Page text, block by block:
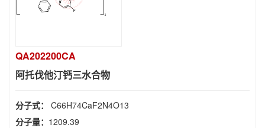
QA202200CA
阿托伐他汀钙三水合物
分子式： C66H74CaF2N4O13
分子量： 1209.39